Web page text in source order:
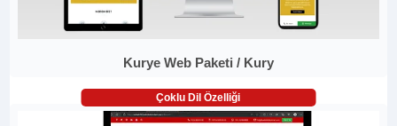
Kurye Web Paketi / Kury
Çoklu Dil Özelliği